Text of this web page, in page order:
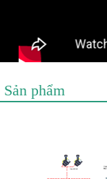
Sản phẩm